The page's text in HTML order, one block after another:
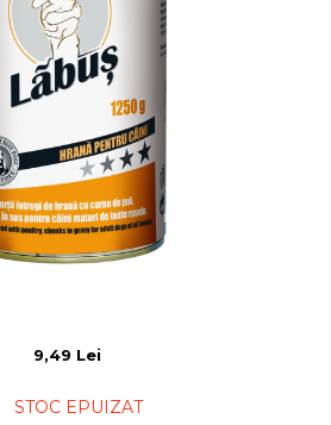
9,49 Lei
STOC EPUIZAT